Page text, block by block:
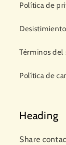
Política de
Términos del
Política de
Heading
Share